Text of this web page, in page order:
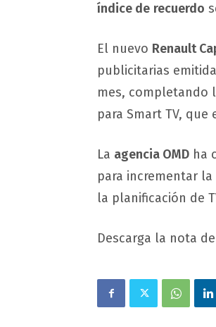
índice de recuerdo
El nuevo Renault
publicitarias
mes, completando
para Smart TV,
La agencia OMD ha
para incrementar
la planificación de
Descarga la nota